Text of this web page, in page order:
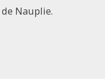
Nauplie.